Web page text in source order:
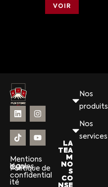
VOIR
Mentions
légales
CGV
Politique de
confidential
ité
Nos
produits
Nos
services
LA
TEA
M
NO
S
CO
NSE